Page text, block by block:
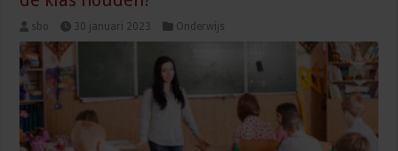
sbo 30 januari 2023 Onderwijs